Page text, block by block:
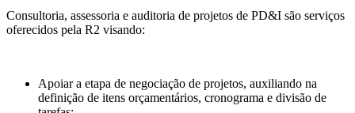
Consultoria, assessoria e auditoria de projetos de PD&I são serviços
oferecidos pela R2 visando:
Apoiar a etapa de negociação de projetos, auxiliando na
definição de itens orçamentários, cronograma e divisão de